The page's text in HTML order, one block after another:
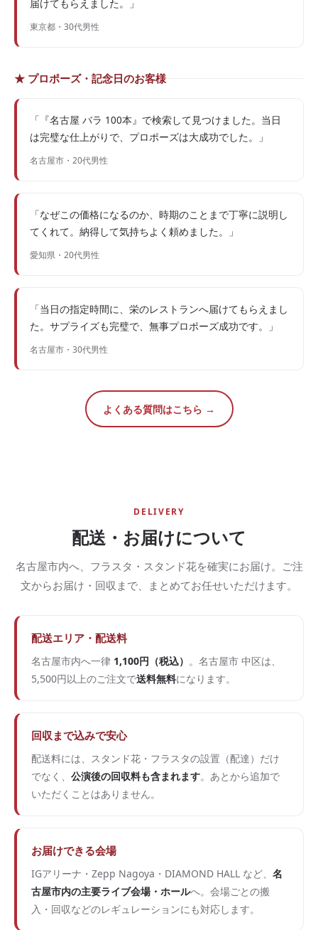
届けてもらえました。」
東京都・30代男性
★ プロポーズ・記念日のお客様
「『名古屋 バラ 100本』で検索して見つけました。当日
は完璧な仕上がりで、プロポーズは大成功でした。」
名古屋市・20代男性
「なぜこの価格になるのか、時期のことまで丁寧に説明し
てくれて。納得して気持ちよく頼めました。」
愛知県・20代男性
「当日の指定時間に、栄のレストランへ届けてもらえまし
た。サプライズも完璧で、無事プロポーズ成功です。」
名古屋市・30代男性
よくある質問はこちら →
DELIVERY
配送・お届けについて
名古屋市内へ、フラスタ・スタンド花を確実にお届け。ご注
文からお届け・回収まで、まとめてお任せいただけます。
配送エリア・配送料
名古屋市内へ一律 1,100円（税込） 。名古屋市 中区は、
5,500円以上のご注文で送料無料になります。
回収まで込みで安心
配送料には、スタンド花・フラスタの設置（配達）だけ
でなく、 公演後の回収料も含まれます。あとから追加で
いただくことはありません。
お届けできる会場
IGアリーナ・Zepp Nagoya・DIAMOND HALL など、 名
古屋市内の主要ライブ会場・ホールへ。会場ごとの搬
入・回収などのレギュレーションにも対応します。